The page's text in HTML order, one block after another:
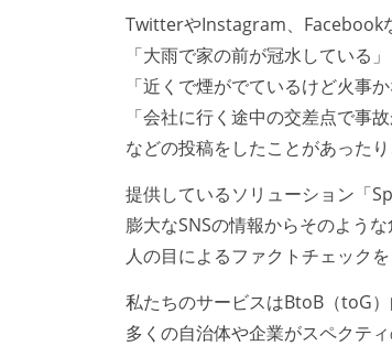
TwitterやInstagram、Facebook
「大雨で家の前が冠水している」
「近くで煙がでているけど火事か
「会社に行く途中の交差点で事故
などの投稿をしたことがあった
提供しているソリューション「
膨大なSNSの情報からそのよう
人の目によるファクトチェック
私たちのサービスはBtoB（toG）
多くの自治体や企業がスペクテ